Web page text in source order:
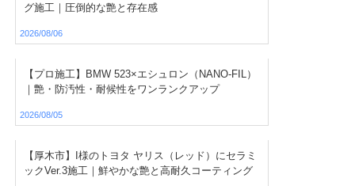
グ施工｜圧倒的な艶と存在感
2026/08/06
【プロ施工】BMW 523×エシュロン（NANO-FIL）
｜艶・防汚性・耐候性をワンランクアップ
2026/08/05
【厚木市】I様のトヨタ ヤリス（レッド）にセラミ
ックVer.3施工｜鮮やかな艶と高耐久コーティング